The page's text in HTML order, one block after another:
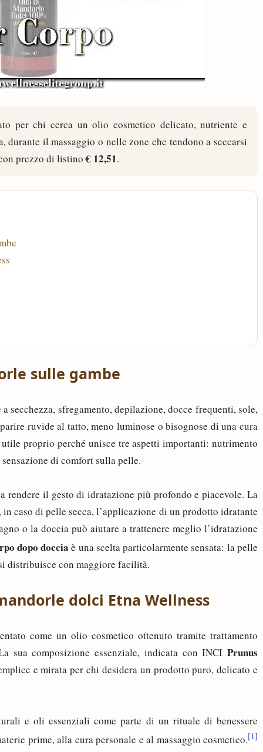
per chi cerca un olio cosmetico delicato, nutriente e
durante il massaggio o nelle zone che tendono a seccarsi
prezzo di listino€ 12,51.
sulle gambe
secchezza, sfregamento, depilazione, docce frequenti, sole,
ruvide al tatto, meno luminose o bisognose di una cura
proprio perché unisce tre aspetti importanti: nutrimento
di comfort sulla pelle.
rendere il gesto di idratazione più profondo e piacevole. La
caso di pelle secca, l’applicazione di un prodotto idratante
o la doccia può aiutare a trattenere meglio l’idratazione
dopo doccia è una scelta particolarmente sensata: la pelle
distribuisce con maggiore facilità.
dolci Etna Wellness
come un olio cosmetico ottenuto tramite trattamento
sua composizione essenziale, indicata con INCIPrunus
e mirata per chi desidera un prodotto puro, delicato e
e oli essenziali come parte di un rituale di benessere
prime, alla cura personale e al massaggio cosmetico.[1]